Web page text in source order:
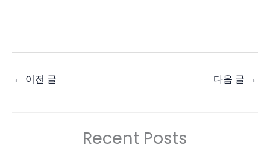
← 이전 글 다음 글 →
Recent Posts